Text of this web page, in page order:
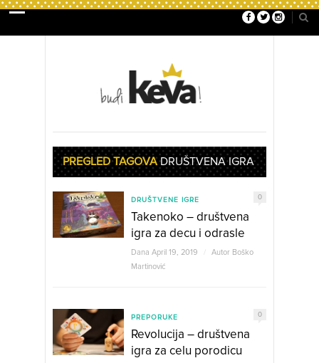
PREGLED TAGOVADRUŠTVENA IGRA
DRUŠTVENE IGRE 0
Takenoko – društvena
igra za decu i odrasle
Dana April 19, 2019 Autor Boško
Martinović
PREPORUKE 0
Revolucija – društvena
igra za celu porodicu